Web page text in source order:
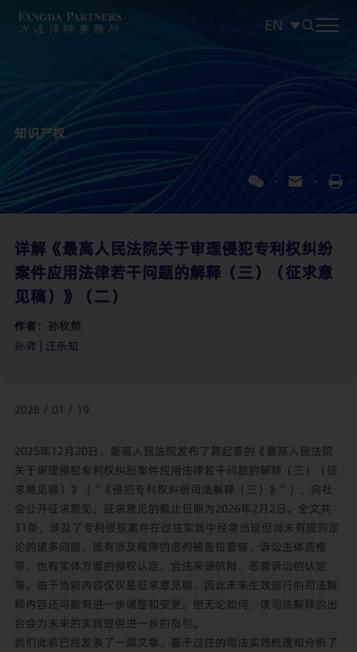
EN
日本語
知识产权
详解《最高人民法院关于审理侵犯专利权纠纷
案件应用法律若干问题的解释（三）（征求意
见稿）》（二）
作者： 孙牧然
孙弈 | 汪乐知
2026 / 01 / 19
2025年12月20日，最高人民法院发布了其起草的《最高人民法院
关于审理侵犯专利权纠纷案件应用法律若干问题的解释（三）（征
求意见稿）》（“《侵犯专利权纠纷司法解释（三）》”），向社
会公开征求意见，征求意见的截止日期为2026年2月2日。全文共
31条，涉及了专利侵权案件在过往实践中经常出现但尚未有规则定
论的诸多问题，既有涉及程序的虚列被告拉管辖、诉讼主体资格
等，也有实体方面的侵权认定、合法来源抗辩、恶意诉讼的认定
等。由于当前内容仅仅是征求意见稿，因此未来生效施行的司法解
释内容还可能有进一步调整和变更。但无论如何，该司法解释的出
台会为未来的实践提供进一步的指引。
我们此前已经发表了一篇文章，基于过往的司法实践梳理和分析了